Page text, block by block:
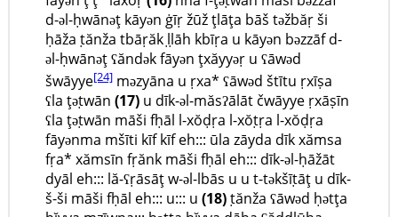
d-əl-ḥwānəţ kāyən ġīṛ žūž ţlāţa bāš təžbăṛ ši
ḥāža ṭănža tbāṛăk ḷḷāh kbīṛa u kāyən bəzzāf d-
əl-ḥwānəţ ʕăndək fāyən ţxăyyəṛ u ʕāwəd
šwāyye[24] məzyāna u ṛxa* ʕāwǝd štītu ṛxīṣa
ʕla ţəṭwān (17) u dīk-əl-măsʔālāt čwāyye ṛxāṣīn
ʕla ţəṭwān māši fḥāl l-xŏḍṛa l-xŏṭṛa l-xŏḍṛa
fāyənma mšīti kīf kīf eh::: ūla zāyda dīk xămsa
fṛa* xămsīn fṛănk māši fḥāl eh::: dīk-əl-ḥāžāt
dyāl eh::: lă-ʕṛāsāţ w-əl-lbās u u t-təkšīṭāţ u dīk-
š-ši māši fḥāl eh::: u::: u (18)ṭănža ʕāwəd ḥətţa